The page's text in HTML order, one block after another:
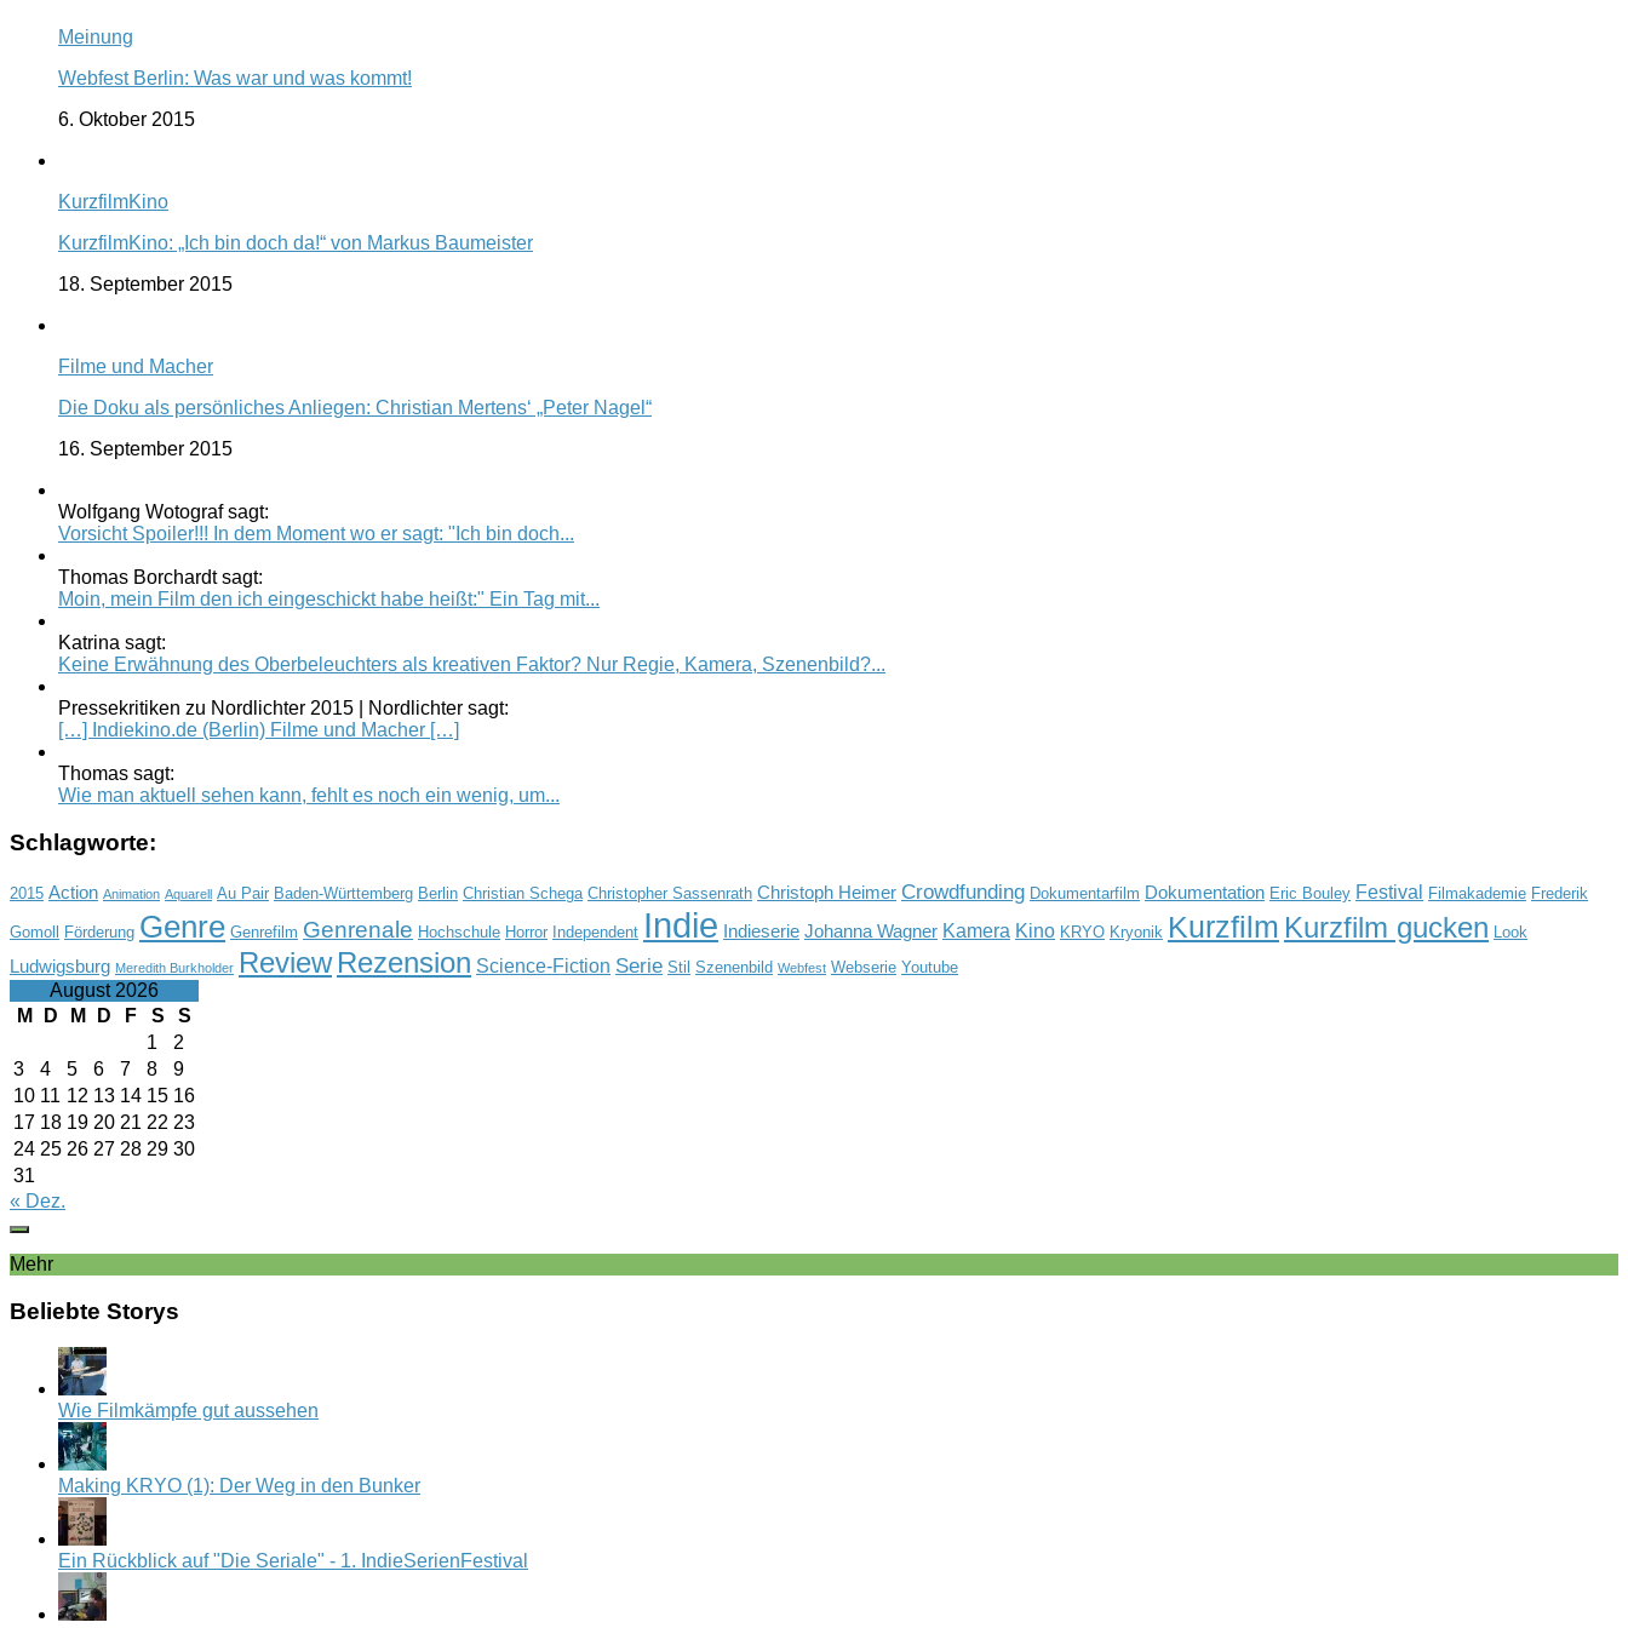
Meinung
Webfest Berlin: Was war und was kommt!
6. Oktober 2015
KurzfilmKino
KurzfilmKino: „Ich bin doch da!“ von Markus Baumeister
18. September 2015
Filme und Macher
Die Doku als persönliches Anliegen: Christian Mertens‘ „Peter Nagel“
16. September 2015
Wolfgang Wotograf sagt:
Vorsicht Spoiler!!! In dem Moment wo er sagt: "Ich bin doch...
Thomas Borchardt sagt:
Moin, mein Film den ich eingeschickt habe heißt:" Ein Tag mit...
Katrina sagt:
Keine Erwähnung des Oberbeleuchters als kreativen Faktor? Nur Regie, Kamera, Szenenbild?...
Pressekritiken zu Nordlichter 2015 | Nordlichter sagt:
[…] Indiekino.de (Berlin) Filme und Macher […]
Thomas sagt:
Wie man aktuell sehen kann, fehlt es noch ein wenig, um...
Schlagworte:
2015 Action Animation Aquarell Au Pair Baden-Württemberg Berlin Christian Schega Christopher Sassenrath Christoph Heimer Crowdfunding Dokumentarfilm Dokumentation Eric Bouley Festival Filmakademie Frederik
Gomoll Förderung Genre Genrefilm Genrenale Hochschule Horror Independent Indie Indieserie Johanna Wagner Kamera Kino KRYO Kryonik Kurzfilm Kurzfilm gucken Look
Ludwigsburg Meredith Burkholder Review Rezension Science-Fiction Serie Stil Szenenbild Webfest Webserie Youtube
August 2026
M
D M D F S
S
1
2
3
4 5 6 7 8
9
10 11 12 13 14 15 16
17 18 19 20 21 22 23
24 25 26 27 28 29 30
31
« Dez.
Mehr
Beliebte Storys
Wie Filmkämpfe gut aussehen
Making KRYO (1): Der Weg in den Bunker
Ein Rückblick auf "Die Seriale" - 1. IndieSerienFestival